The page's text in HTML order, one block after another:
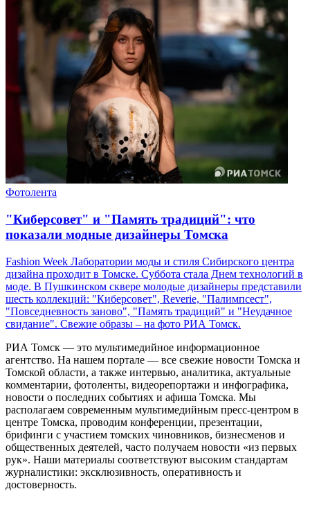
Фотолента
"Киберсовет" и "Память традиций": что
показали модные дизайнеры Томска
Fashion Week Лаборатории моды и стиля Сибирского центра
дизайна проходит в Томске. Суббота стала Днем технологий в
моде. В Пушкинском сквере молодые дизайнеры представили
шесть коллекций: "Киберсовет", Reverie, "Палимпсест",
"Повседневность заново", "Память традиций" и "Неудачное
свидание". Свежие образы – на фото РИА Томск.
РИА Томск — это мультимедийное информационное
агентство. На нашем портале — все свежие новости Томска и
Томской области, а также интервью, аналитика, актуальные
комментарии, фотоленты, видеорепортажи и инфографика,
новости о последних событиях и афиша Томска. Мы
располагаем современным мультимедийным пресс-центром в
центре Томска, проводим конференции, презентации,
брифинги с участием томских чиновников, бизнесменов и
общественных деятелей, часто получаем новости «из первых
рук». Наши материалы соответствуют высоким стандартам
журналистики: эксклюзивность, оперативность и
достоверность.